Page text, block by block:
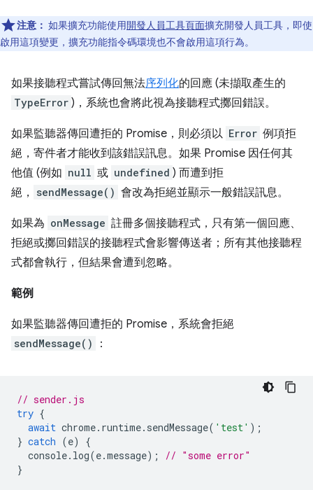
注意： 如果擴充功能使用開發人員工具頁面擴充開發人員工具，即使
啟用這項變更，擴充功能指令碼環境也不會啟用這項行為。
如果接聽程式嘗試傳回無法序列化的回應 (未擷取產生的
TypeError )，系統也會將此視為接聽程式擲回錯誤。
如果監聽器傳回遭拒的 Promise，則必須以 Error 例項拒
絕，寄件者才能收到該錯誤訊息。如果 Promise 因任何其
他值 (例如 null 或 undefined ) 而遭到拒
絕，
sendMessage() 會改為拒絕並顯示一般錯誤訊息。
如果為 onMessage 註冊多個接聽程式，只有第一個回應、
拒絕或擲回錯誤的接聽程式會影響傳送者；所有其他接聽程
式都會執行，但結果會遭到忽略。
範例
如果監聽器傳回遭拒的 Promise，系統會拒絕
sendMessage() ：
// sender.js
try {
await chrome. runtime. sendMessage( 'test' );
} catch (e)
{
console. log(e.message);
// "some error"
}